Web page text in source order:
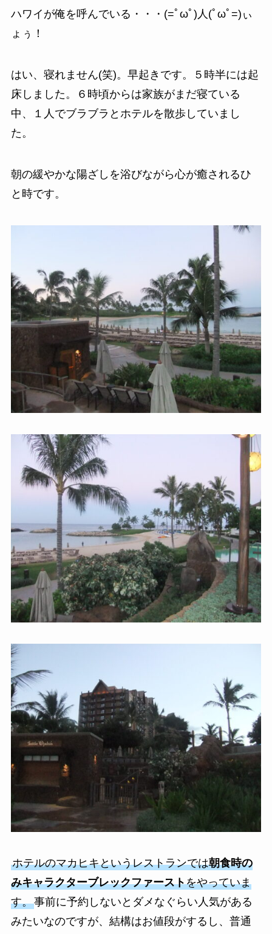
ハワイが俺を呼んでいる・・・(=ﾟωﾟ)人(ﾟωﾟ=)ぃ
ょぅ！
はい、寝れません(笑)。早起きです。５時半には起
床しました。６時頃からは家族がまだ寝ている
中、１人でブラブラとホテルを散歩していまし
た。
朝の緩やかな陽ざしを浴びながら心が癒されるひ
と時です。
ホテルのマカヒキというレストランでは朝食時の
みキャラクターブレックファーストをやっていま
す。事前に予約しないとダメなぐらい人気がある
みたいなのですが、結構はお値段がするし、普通